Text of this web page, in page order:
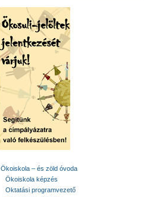
Ökoiskola – és zöld óvoda
Ökoiskola képzés
Oktatási programvezető